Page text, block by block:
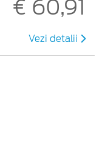
€ 60,91
Vezi detalii